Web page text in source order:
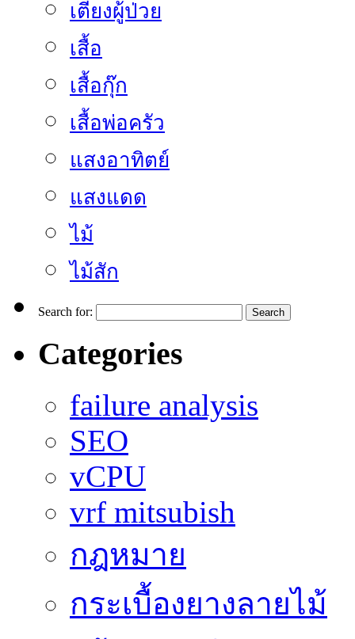
เตียงผู้ป่วย
เสื้อ
เสื้อกุ๊ก
เสื้อพ่อครัว
แสงอาทิตย์
แสงแดด
ไม้
ไม้สัก
Search for:
Categories
failure analysis
SEO
vCPU
vrf mitsubish
กฎหมาย
กระเบื้องยางลายไม้